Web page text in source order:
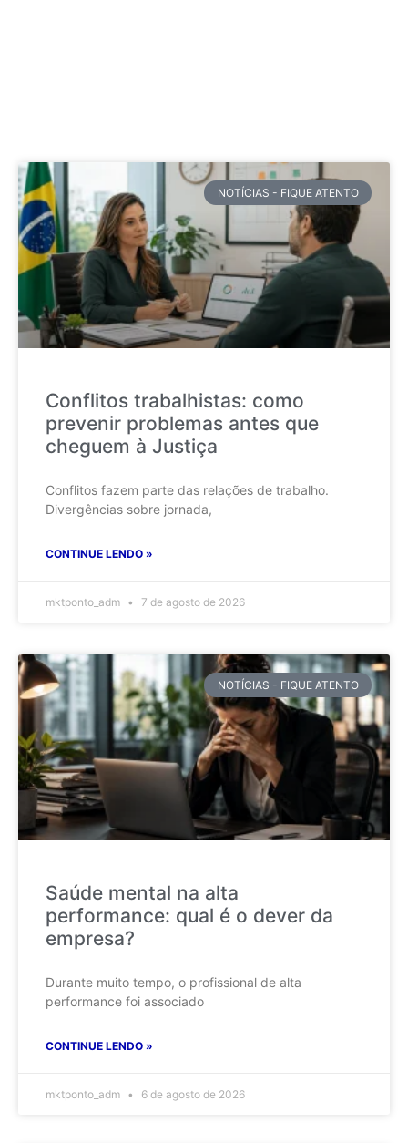
NOTÍCIAS - FIQUE ATENTO
Conflitos trabalhistas: como
prevenir problemas antes que
cheguem à Justiça
Conflitos fazem parte das relações de trabalho.
Divergências sobre jornada,
CONTINUE LENDO »
mktponto_adm 7 de agosto de 2026
NOTÍCIAS - FIQUE ATENTO
Saúde mental na alta
performance: qual é o dever da
empresa?
Durante muito tempo, o profissional de alta
performance foi associado
CONTINUE LENDO »
mktponto_adm 6 de agosto de 2026